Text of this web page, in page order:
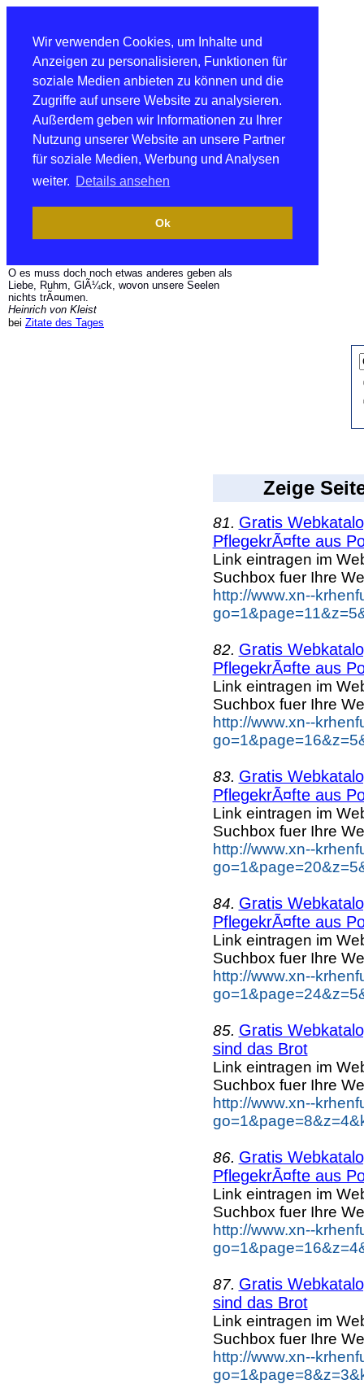
Wir verwenden Cookies, um Inhalte und
Anzeigen zu personalisieren, Funktionen für
soziale Medien anbieten zu können und die
Zugriffe auf unsere Website zu analysieren.
Außerdem geben wir Informationen zu Ihrer
Nutzung unserer Website an unsere Partner
für soziale Medien, Werbung und Analysen
weiter. Details ansehen
Ok
O es muss doch noch etwas anderes geben als
Liebe, Ruhm, GlÃ¼ck, wovon unsere Seelen
nichts trÃ¤umen.
Heinrich von Kleist
bei Zitate des Tages
Zeige
81. Gratis
PflegekrÃ¤fte aus
Link eintragen im
Suchbox fuer Ihre
http://www.xn--
82. Gratis
PflegekrÃ¤fte aus
Link eintragen im
Suchbox fuer Ihre
http://www.xn--
83. Gratis
PflegekrÃ¤fte aus
Link eintragen im
Suchbox fuer Ihre
http://www.xn--
84. Gratis
PflegekrÃ¤fte aus
Link eintragen im
Suchbox fuer Ihre
http://www.xn--
85. Gratis
sind das Brot
Link eintragen im
Suchbox fuer Ihre
http://www.xn--
86. Gratis
PflegekrÃ¤fte aus
Link eintragen im
Suchbox fuer Ihre
http://www.xn--
87. Gratis
sind das Brot
Link eintragen im
Suchbox fuer Ihre
http://www.xn--